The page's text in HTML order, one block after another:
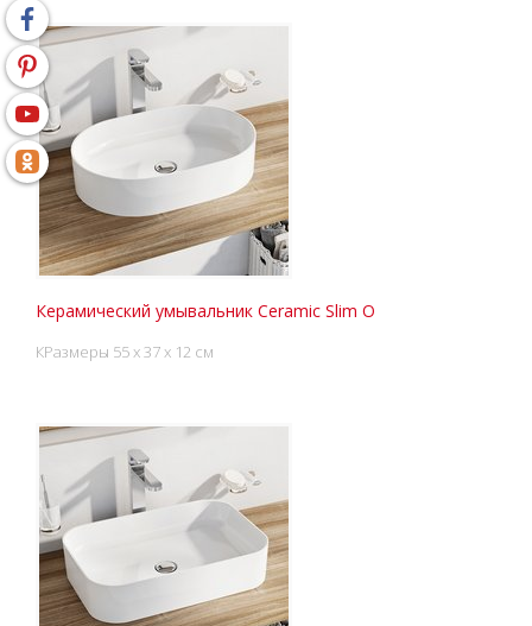
Керамический умывальник Ceramic Slim O
КРазмеры 55 x 37 x 12 см